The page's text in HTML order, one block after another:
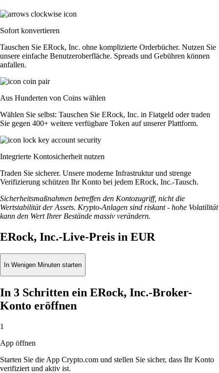
Sofort konvertieren
Tauschen Sie ERock, Inc. ohne komplizierte Orderbücher. Nutzen Sie
unsere einfache Benutzeroberfläche. Spreads und Gebühren können
anfallen.
Aus Hunderten von Coins wählen
Wählen Sie selbst: Tauschen Sie ERock, Inc. in Fiatgeld oder traden
Sie gegen 400+ weitere verfügbare Token auf unserer Plattform.
Integrierte Kontosicherheit nutzen
Traden Sie sicherer. Unsere moderne Infrastruktur und strenge
Verifizierung schützen Ihr Konto bei jedem ERock, Inc.-Tausch.
Sicherheitsmaßnahmen betreffen den Kontozugriff, nicht die
Wertstabilität der Assets. Krypto-Anlagen sind riskant - hohe Volatilität
kann den Wert Ihrer Bestände massiv verändern.
ERock, Inc.-Live-Preis in EUR
In Wenigen Minuten starten
In 3 Schritten ein ERock, Inc.-Broker-
Konto eröffnen
1
App öffnen
Starten Sie die App Crypto.com und stellen Sie sicher, dass Ihr Konto
verifiziert und aktiv ist.